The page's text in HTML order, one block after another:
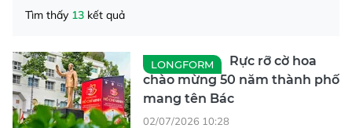
Tìm thấy 13 kết quả
LONGFORM
Rực rỡ cờ hoa
chào mừng 50 năm thành phố
mang tên Bác
02/07/2026 10:28